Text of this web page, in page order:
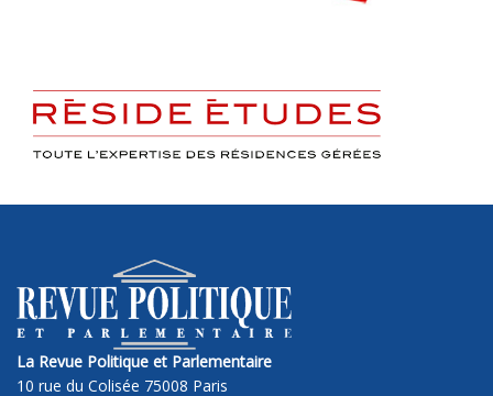
La Revue Politique et Parlementaire
10 rue du Colisée 75008 Paris